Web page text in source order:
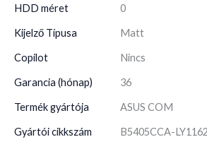
HDD méret 0
Kijelző Típusa Matt
Copilot Nincs
Garancia (hónap) 36
Termék gyártója ASUS COM
Gyártói cikkszám B5405CCA-LY1162